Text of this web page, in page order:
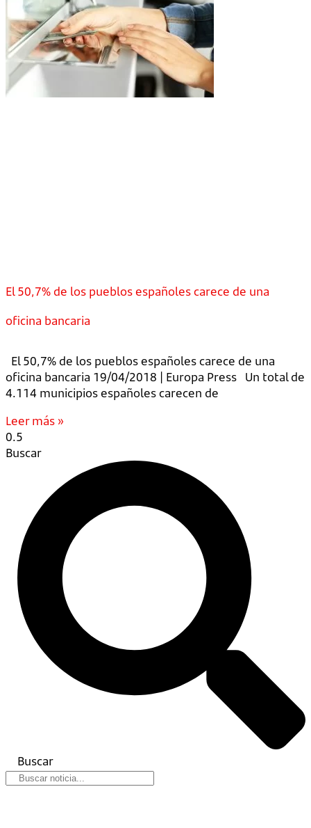
El 50,7% de los pueblos españoles carece de una
oficina bancaria
El 50,7% de los pueblos españoles carece de una
oficina bancaria 19/04/2018 | Europa Press Un total de
4.114 municipios españoles carecen de
Leer más »
Buscar
Buscar